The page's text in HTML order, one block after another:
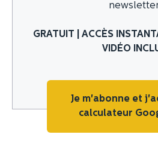
GRATUIT | ACCÈS
VIDÉO
Je m'abonne et
calculateur